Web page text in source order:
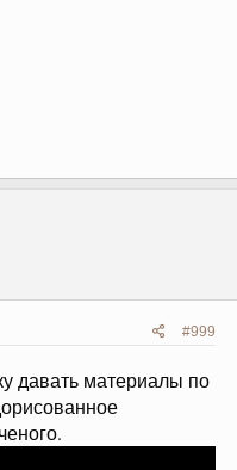
#999
давать материалы по